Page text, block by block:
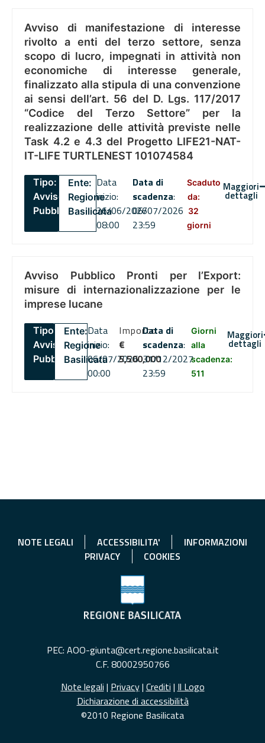
Avviso di manifestazione di interesse
rivolto a enti del terzo settore, senza
scopo di lucro, impegnati in attività non
economiche di interesse generale,
finalizzato alla stipula di una convenzione
ai sensi dell’art. 56 del D. Lgs. 117/2017
“Codice del Terzo Settore” per la
realizzazione delle attività previste nelle
Task 4.2 e 4.3 del Progetto LIFE21-NAT-
IT-LIFE TURTLENEST 101074584
Tipo:
Avviso
Pubblico
Ente:
Regione
Basilicata
Data
inizio:
26/06/2026
08:00
Data di
scadenza:
06/07/2026
23:59
Scaduto
da:
32
giorni
Maggiori
dettagli
Avviso Pubblico Pronti per l’Export:
misure di internazionalizzazione per le
imprese lucane
Tipo:
Avviso
Pubblico
Ente:
Regione
Basilicata
Data
inizio:
06/07/2026
00:00
Importo
€
5,500,000
Data di
scadenza:
31/12/2027
23:59
Giorni
alla
scadenza:
511
Maggiori
dettagli
NOTE LEGALI ACCESSIBILITA'
INFORMAZIONI
PRIVACY
COOKIES
PEC: AOO-giunta@cert.regione.basilicata.it
C.F. 80002950766
Note legali | Privacy| Crediti | Il Logo
Dichiarazione di accessibilità
©2010 Regione Basilicata